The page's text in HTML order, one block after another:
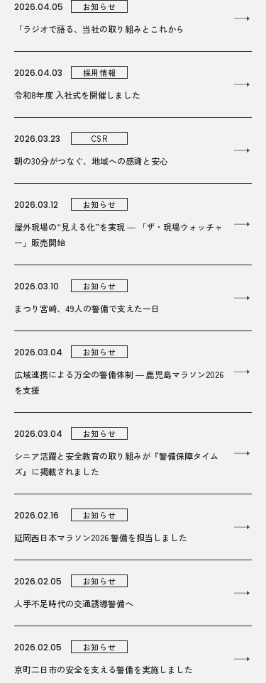
2026.04.05 お知らせ
「ラジオで語る、当社の取り組みとこれから
2026.04.03 採用情報
令和8年度 入社式を開催しました
2026.03.23 CSR
朝の30分がつなぐ、地域への感謝と安心
2026.03.12 お知らせ
屋外現場の“見える化”を実現 ― 「ザ・現場ウォッチャ
ー」販売開始
2026.03.10 お知らせ
まつり宮崎、49人の警備で支えた一日
2026.03.04 お知らせ
広域連携による万全の警備体制 ― 鹿児島マラソン2026
を支援
2026.03.04 お知らせ
シニア活躍と安全教育の取り組みが『警備保障タイム
ズ』に掲載されました
2026.02.16 お知らせ
延岡西日本マラソン2026 警備を担当しました
2026.02.05 お知らせ
人手不足時代の交通誘導警備へ
2026.02.05 お知らせ
京町二日市の安全を支える警備を実施しました